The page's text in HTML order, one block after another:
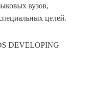
вузов,
целей.
DEVELOPING